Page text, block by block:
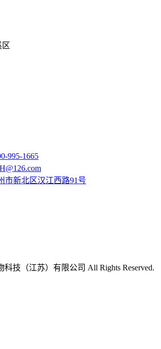
区
995-1665
市新北区汉江西路91号
科技（江苏）有限公司 All Rights Reserved.